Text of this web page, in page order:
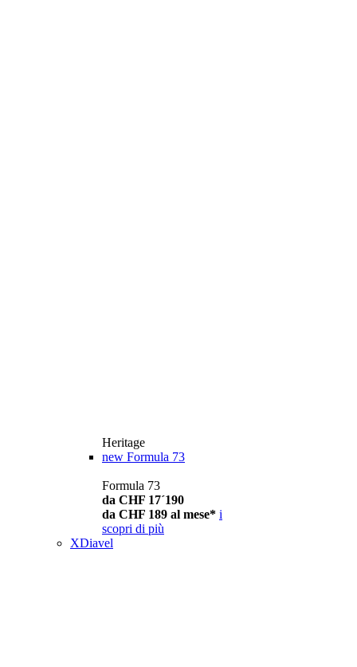
Heritage
new Formula 73
Formula 73
da CHF 17´190
da CHF 189 al mese* i
scopri di più
XDiavel